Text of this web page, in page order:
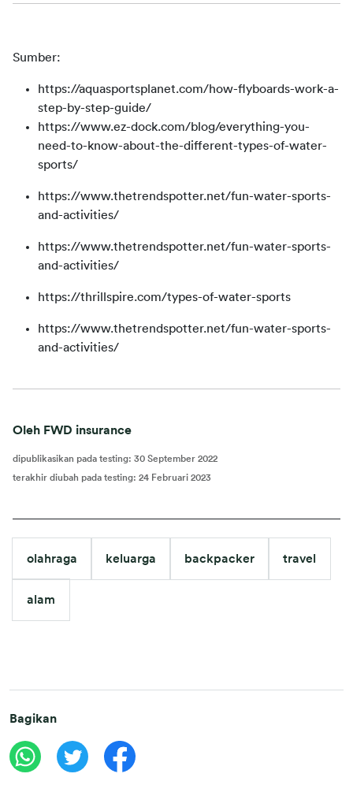
Sumber:
https://aquasportsplanet.com/how-flyboards-work-a-
step-by-step-guide/
https://www.ez-dock.com/blog/everything-you-
need-to-know-about-the-different-types-of-water-
sports/
https://www.thetrendspotter.net/fun-water-sports-
and-activities/
https://www.thetrendspotter.net/fun-water-sports-
and-activities/
https://thrillspire.com/types-of-water-sports
https://www.thetrendspotter.net/fun-water-sports-
and-activities/
Oleh FWD insurance
dipublikasikan pada testing: 30 September 2022
terakhir diubah pada testing: 24 Februari 2023
olahraga keluarga backpacker travel
alam
Bagikan